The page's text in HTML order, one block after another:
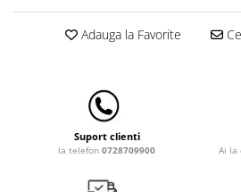
Adauga la Favorite
Suport clienti
la telefon 0728709900 Ai la